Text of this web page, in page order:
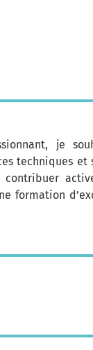
je
techniques et
formation